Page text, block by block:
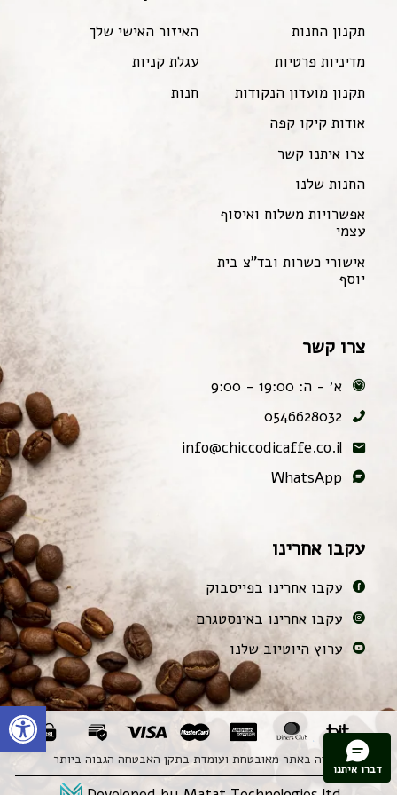
דברו איתנו
תקנון החנות
מדיניות פרטיות
תקנון מועדון הנקודות
אודות קיקו קפה
צרו איתנו קשר
החנות שלנו
אפשרויות משלוח ואיסוף
עצמי
אישורי כשרות ובד"צ בית
יוסף
האיזור האישי שלך
עגלת קניות
חנות
צרו קשר
א׳ - ה: 19:00 - 9:00
0546628032
info@chiccodicaffe.co.il
WhatsApp
עקבו אחרינו
עקבו אחרינו בפייסבוק
עקבו אחרינו באינסטגרם
ערוץ היוטיוב שלנו
הקניה באתר מאובטחת ועומדת בתקן האבטחה הגבוה ביותר